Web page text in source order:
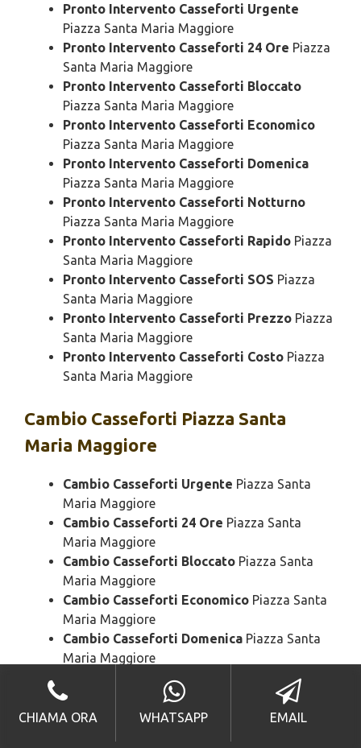
Pronto Intervento Casseforti Urgente
Piazza Santa Maria Maggiore
Pronto Intervento Casseforti 24 Ore Piazza
Santa Maria Maggiore
Pronto Intervento Casseforti Bloccato
Piazza Santa Maria Maggiore
Pronto Intervento Casseforti Economico
Piazza Santa Maria Maggiore
Pronto Intervento Casseforti Domenica
Piazza Santa Maria Maggiore
Pronto Intervento Casseforti Notturno
Piazza Santa Maria Maggiore
Pronto Intervento Casseforti Rapido Piazza
Santa Maria Maggiore
Pronto Intervento Casseforti SOS Piazza
Santa Maria Maggiore
Pronto Intervento Casseforti Prezzo Piazza
Santa Maria Maggiore
Pronto Intervento Casseforti Costo Piazza
Santa Maria Maggiore
Cambio Casseforti Piazza Santa
Maria Maggiore
Cambio Casseforti Urgente Piazza Santa
Maria Maggiore
Cambio Casseforti 24 Ore Piazza Santa
Maria Maggiore
Cambio Casseforti Bloccato Piazza Santa
Maria Maggiore
Cambio Casseforti Economico Piazza Santa
Maria Maggiore
Cambio Casseforti Domenica Piazza Santa
Maria Maggiore
Cambio Casseforti Notturno
Piazza Santa
Maria Maggiore
Cambio Casseforti Rapido
Piazza Santa
CHIAMA ORA WHATSAPP EMAIL